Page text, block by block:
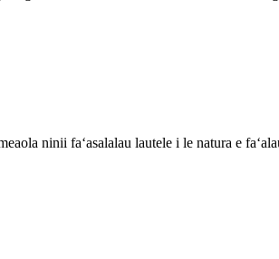
ninii faʻasalalau lautele i le natura e